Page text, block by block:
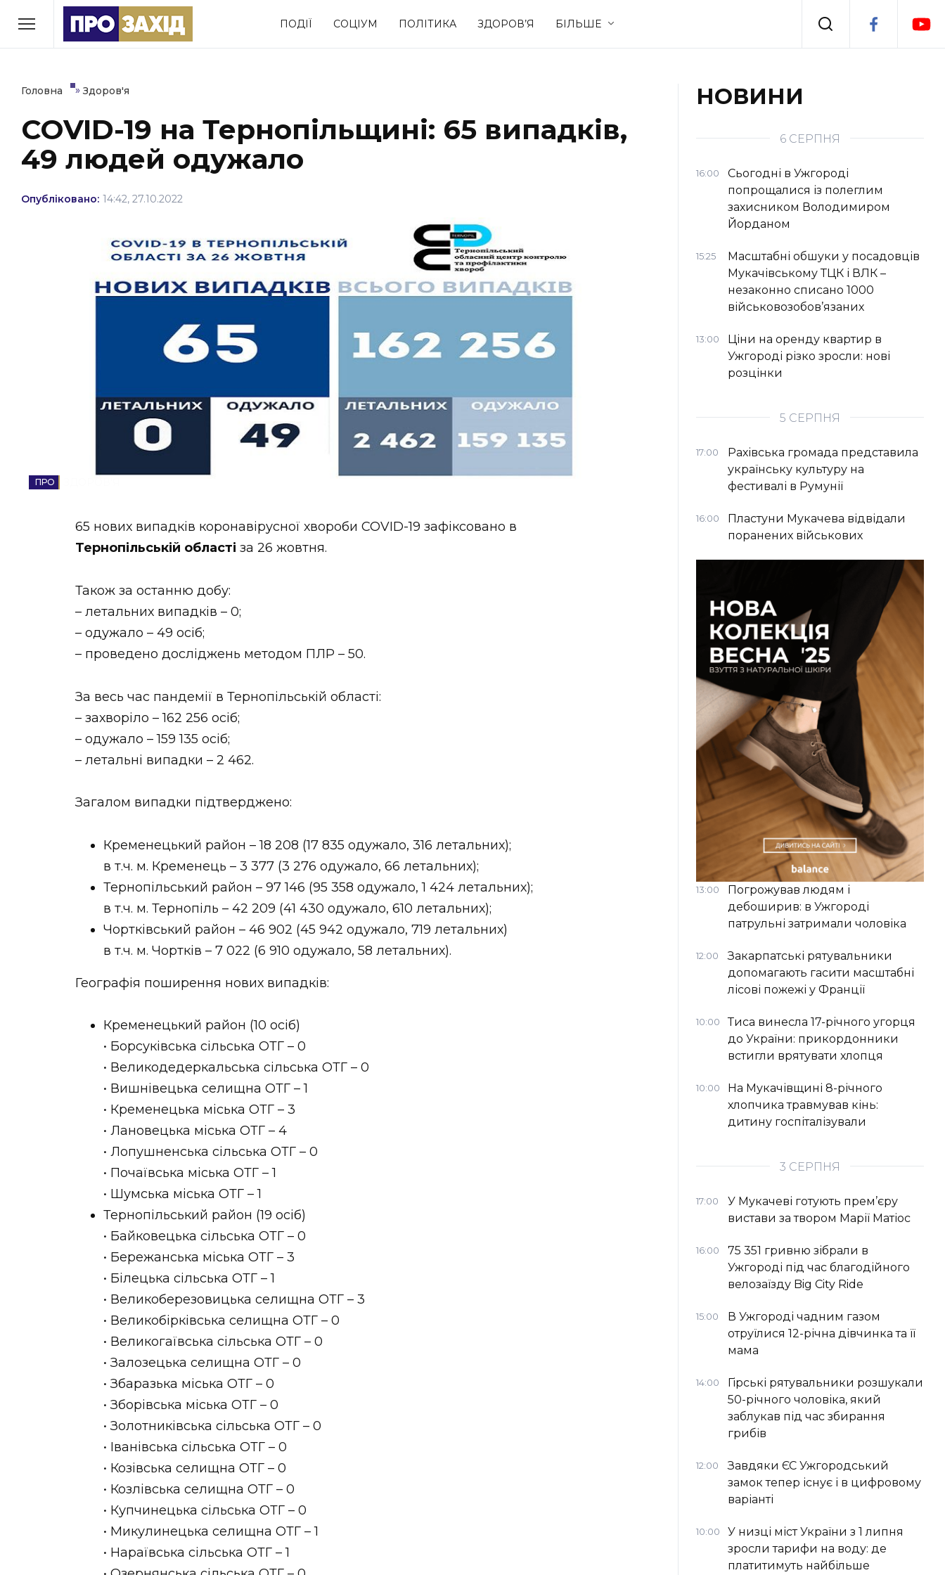
ПОДІЇ СОЦІУМ ПОЛІТИКА ЗДОРОВ’Я БІЛЬШЕ
РУБРИКИ
Економіка Події
Політика Соціум Спорт Стиль життя
Втрачений Ужгород
(відеоверсія)
ЗАКАРПАТСЬКІ НОВИНИ
НОВИНИ ЗАХІДНОЇ УКРАЇНИ
ВІДЕО
Головна » Здоров'я
COVID-19 на Тернопільщині: 65 випадків,
49 людей одужало
Опубліковано: 14:42, 27.10.2022
65 нових випадків коронавірусної хвороби COVID-19 зафіксовано в
Тернопільській області за 26 жовтня.
Також за останню добу:
– летальних випадків – 0;
– одужало – 49 осіб;
– проведено досліджень методом ПЛР – 50.
За весь час пандемії в Тернопільській області:
– захворіло – 162 256 осіб;
– одужало – 159 135 осіб;
– летальні випадки – 2 462.
Загалом випадки підтверджено:
Кременецький район – 18 208 (17 835 одужало, 316 летальних);
в т.ч. м. Кременець – 3 377 (3 276 одужало, 66 летальних);
Тернопільський район – 97 146 (95 358 одужало, 1 424 летальних);
в т.ч. м. Тернопіль – 42 209 (41 430 одужало, 610 летальних);
Чортківський район – 46 902 (45 942 одужало, 719 летальних)
в т.ч. м. Чортків – 7 022 (6 910 одужало, 58 летальних).
Географія поширення нових випадків:
Кременецький район (10 осіб)
• Борсуківська сільська ОТГ – 0
• Великодедеркальська сільська ОТГ – 0
• Вишнівецька селищна ОТГ – 1
• Кременецька міська ОТГ – 3
• Лановецька міська ОТГ – 4
• Лопушненська сільська ОТГ – 0
• Почаївська міська ОТГ – 1
• Шумська міська ОТГ – 1
Тернопільський район (19 осіб)
• Байковецька сільська ОТГ – 0
• Бережанська міська ОТГ – 3
• Білецька сільська ОТГ – 1
• Великоберезовицька селищна ОТГ – 3
• Великобірківська селищна ОТГ – 0
• Великогаївська сільська ОТГ – 0
• Залозецька селищна ОТГ – 0
• Збаразька міська ОТГ – 0
• Зборівська міська ОТГ – 0
• Золотниківська сільська ОТГ – 0
• Іванівська сільська ОТГ – 0
• Козівська селищна ОТГ – 0
• Козлівська селищна ОТГ – 0
• Купчинецька сільська ОТГ – 0
• Микулинецька селищна ОТГ – 1
• Нараївська сільська ОТГ – 1
НОВИНИ
6 СЕРПНЯ
16:00
Сьогодні в Ужгороді
попрощалися із полеглим
захисником Володимиром
Йорданом
15:25
Масштабні обшуки у посадовців
Мукачівському ТЦК і ВЛК –
незаконно списано 1000
військовозобов’язаних
13:00
Ціни на оренду квартир в
Ужгороді різко зросли: нові
розцінки
5 СЕРПНЯ
17:00
Рахівська громада представила
українську культуру на
фестивалі в Румунії
16:00
Пластуни Мукачева відвідали
поранених військових
13:00
Погрожував людям і
дебоширив: в Ужгороді
патрульні затримали чоловіка
12:00
Закарпатські рятувальники
допомагають гасити масштабні
лісові пожежі у Франції
10:00
Тиса винесла 17-річного угорця
до України: прикордонники
встигли врятувати хлопця
10:00
На Мукачівщині 8-річного
хлопчика травмував кінь:
дитину госпіталізували
3 СЕРПНЯ
17:00
У Мукачеві готують прем’єру
вистави за твором Марії Матіос
16:00
75 351 гривню зібрали в
Ужгороді під час благодійного
велозаїзду Big Сity Ride
15:00
В Ужгороді чадним газом
отруїлися 12-річна дівчинка та її
мама
14:00
Гірські рятувальники розшукали
50-річного чоловіка, який
заблукав під час збирання
грибів
12:00
Завдяки ЄС Ужгородський
замок тепер існує і в цифровому
варіанті
10:00
У низці міст України з 1 липня
зросли тарифи на воду: де
платитимуть найбільше